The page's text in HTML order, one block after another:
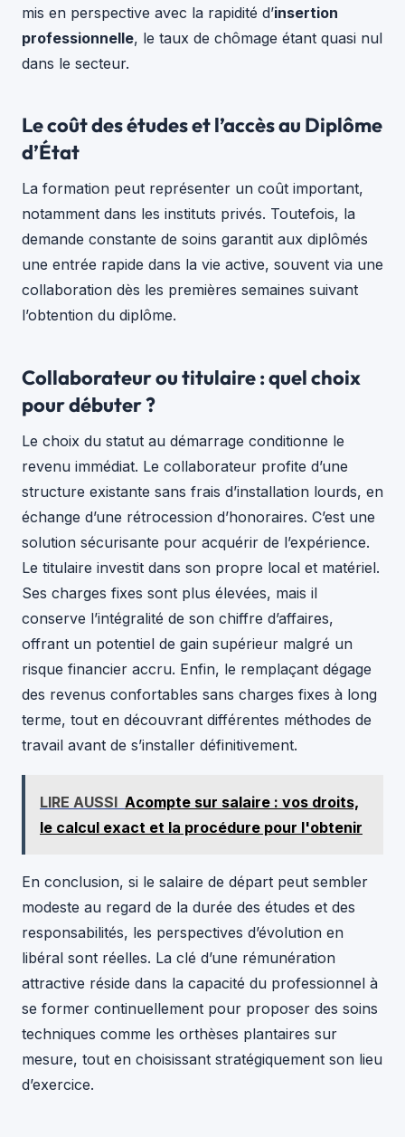
mis en perspective avec la rapidité d’insertion
professionnelle, le taux de chômage étant quasi nul
dans le secteur.
Le coût des études et l’accès au Diplôme
d’État
La formation peut représenter un coût important,
notamment dans les instituts privés. Toutefois, la
demande constante de soins garantit aux diplômés
une entrée rapide dans la vie active, souvent via une
collaboration dès les premières semaines suivant
l’obtention du diplôme.
Collaborateur ou titulaire : quel choix
pour débuter ?
Le choix du statut au démarrage conditionne le
revenu immédiat. Le collaborateur profite d’une
structure existante sans frais d’installation lourds, en
échange d’une rétrocession d’honoraires. C’est une
solution sécurisante pour acquérir de l’expérience.
Le titulaire investit dans son propre local et matériel.
Ses charges fixes sont plus élevées, mais il
conserve l’intégralité de son chiffre d’affaires,
offrant un potentiel de gain supérieur malgré un
risque financier accru. Enfin, le remplaçant dégage
des revenus confortables sans charges fixes à long
terme, tout en découvrant différentes méthodes de
travail avant de s’installer définitivement.
LIRE AUSSI Acompte sur salaire : vos droits,
le calcul exact et la procédure pour l'obtenir
En conclusion, si le salaire de départ peut sembler
modeste au regard de la durée des études et des
responsabilités, les perspectives d’évolution en
libéral sont réelles. La clé d’une rémunération
attractive réside dans la capacité du professionnel à
se former continuellement pour proposer des soins
techniques comme les orthèses plantaires sur
mesure, tout en choisissant stratégiquement son lieu
d’exercice.